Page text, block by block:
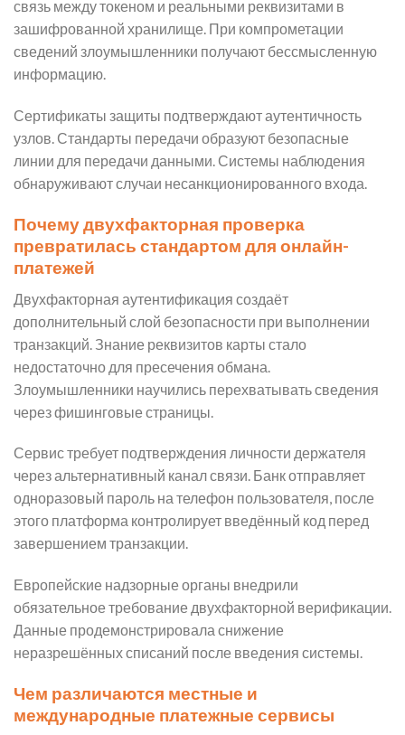
связь между токеном и реальными реквизитами в
зашифрованной хранилище. При компрометации
сведений злоумышленники получают бессмысленную
информацию.
Сертификаты защиты подтверждают аутентичность
узлов. Стандарты передачи образуют безопасные
линии для передачи данными. Системы наблюдения
обнаруживают случаи несанкционированного входа.
Почему двухфакторная проверка
превратилась стандартом для онлайн-
платежей
Двухфакторная аутентификация создаёт
дополнительный слой безопасности при выполнении
транзакций. Знание реквизитов карты стало
недостаточно для пресечения обмана.
Злоумышленники научились перехватывать сведения
через фишинговые страницы.
Сервис требует подтверждения личности держателя
через альтернативный канал связи. Банк отправляет
одноразовый пароль на телефон пользователя, после
этого платформа контролирует введённый код перед
завершением транзакции.
Европейские надзорные органы внедрили
обязательное требование двухфакторной верификации.
Данные продемонстрировала снижение
неразрешённых списаний после введения системы.
Чем различаются местные и
международные платежные сервисы